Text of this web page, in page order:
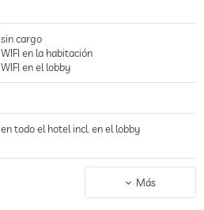
sin cargo
WIFI en la habitación
WIFI en el lobby
en todo el hotel incl. en el lobby
Más